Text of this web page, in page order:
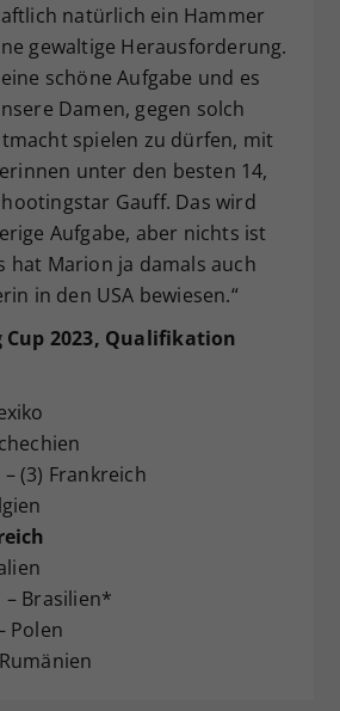
natürlich ein Hammer
gewaltige Herausforderung.
schöne Aufgabe und es
Damen, gegen solch
spielen zu dürfen, mit
unter den besten 14,
Gauff. Das wird
Aufgabe, aber nichts ist
hat Marion ja damals auch
in den USA bewiesen.“
Cup 2023, Qualifikation
(3) Frankreich
– Brasilien*
Polen